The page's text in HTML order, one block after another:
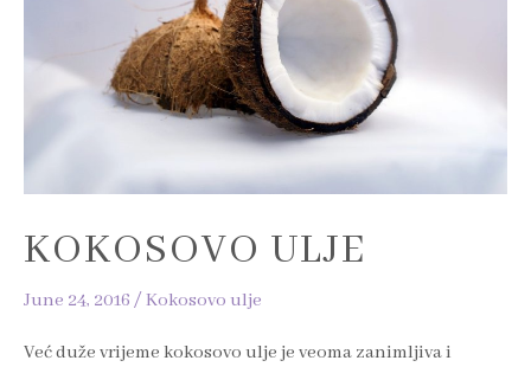
KOKOSOVO ULJE
June 24, 2016 /Kokosovo ulje
Već duže vrijeme kokosovo ulje je veoma zanimljiva i